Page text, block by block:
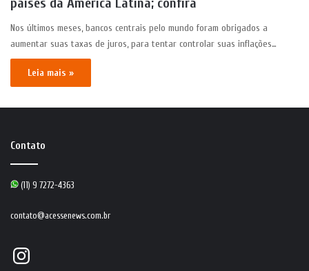
Nos últimos meses, bancos centrais pelo mundo foram obrigados a
aumentar suas taxas de juros, para tentar controlar suas inflações…
Leia mais »
Contato
(11) 9 7272-4363
contato@acessenews.com.br
Instagram